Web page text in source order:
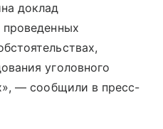
доклад
проведенных
уголовного
— сообщили в пресс-